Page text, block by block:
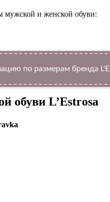
мужской и женской обуви:
по размерам бренда
обуви L’Estrosa